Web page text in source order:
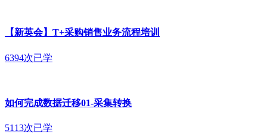
【新英会】T+采购销售业务流程培训
6394次已学
如何完成数据迁移01-采集转换
5113次已学